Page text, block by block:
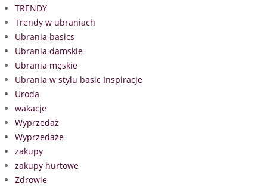
TRENDY
Trendy w ubraniach
Ubrania basics
Ubrania damskie
Ubrania męskie
Ubrania w stylu basic Inspiracje
Uroda
wakacje
Wyprzedaż
Wyprzedaże
zakupy
zakupy hurtowe
Zdrowie